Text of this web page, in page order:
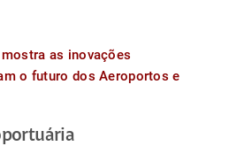
as inovações
o futuro dos Aeroportos e